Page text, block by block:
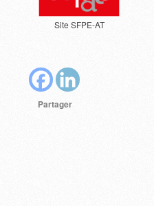
Site SFPE-AT
Partager